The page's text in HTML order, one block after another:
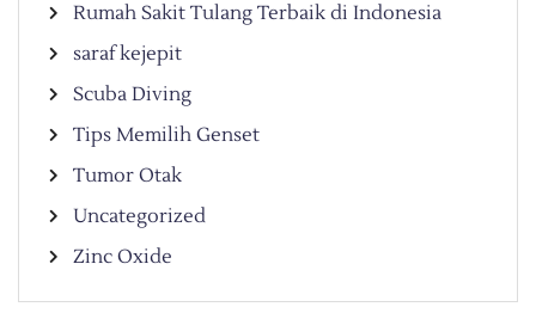
Rumah Sakit Tulang Terbaik di Indonesia
saraf kejepit
Scuba Diving
Tips Memilih Genset
Tumor Otak
Uncategorized
Zinc Oxide